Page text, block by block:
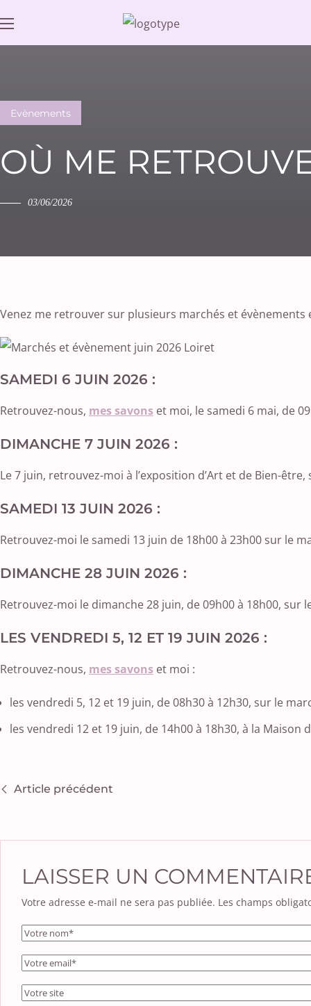
Evènements
OÙ ME
03/06/2026
Venez me retrouver sur plusieurs marchés et évènements
SAMEDI 6 JUIN 2026 :
Retrouvez-nous, mes savons et moi, le samedi 6 mai, de
DIMANCHE 7 JUIN 2026 :
Le 7 juin, retrouvez-moi à l’exposition d’Art et de Bien-
SAMEDI 13 JUIN 2026 :
Retrouvez-moi le samedi 13 juin de 18h00 à 23h00 sur le
DIMANCHE 28 JUIN 2026 :
Retrouvez-moi le dimanche 28 juin, de 09h00 à 18h00, sur
LES VENDREDI 5, 12 ET 19 JUIN 2026 :
Retrouvez-nous, mes savons et moi :
les vendredi 5, 12 et 19 juin, de 08h30 à 12h30, sur le
les vendredi 12 et 19 juin, de 14h00 à 18h30, à la Maison
Article précédent
LAISSER UN
Votre adresse e-mail ne sera pas publiée. Les champs